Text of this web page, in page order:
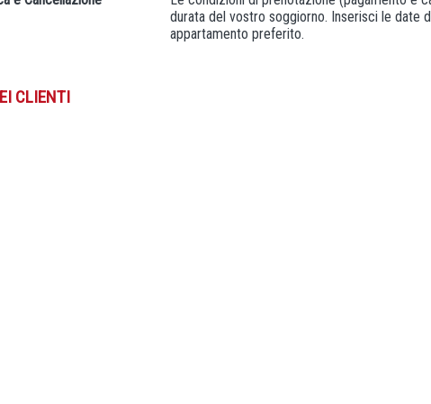
durata del vostro soggiorno. Inserisci le date
appartamento preferito.
CLIENTI